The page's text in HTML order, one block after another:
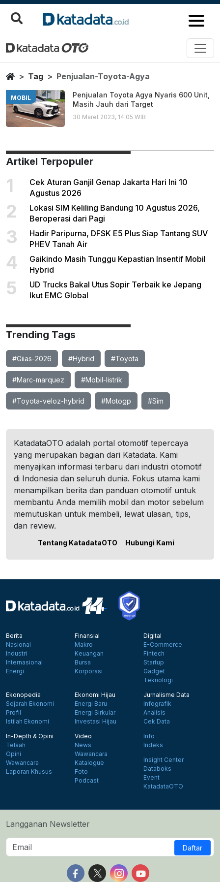
Penjualan Toyota Agya
Berita Terbaru
HomeTag Penjualan-Toyota-Agya
MOBIL
Penjualan Toyota Agya Nyaris 600 Unit,
Masih Jauh dari Target
30 Maret 2023, 14:05 WIB
Artikel Terpopuler
1
Cek Aturan Ganjil Genap Jakarta Hari Ini 10
Agustus 2026
2
Lokasi SIM Keliling Bandung 10 Agustus 2026,
Beroperasi dari Pagi
3
Hadir Paripurna, DFSK E5 Plus Siap Tantang SUV
PHEV Tanah Air
4
Gaikindo Masih Tunggu Kepastian Insentif Mobil
Hybrid
5
UD Trucks Bakal Utus Sopir Terbaik ke Jepang
Ikut EMC Global
Trending Tags
#Giias-2026 #Hybrid #Toyota
#Marc-marquez #Mobil-listrik
#Toyota-veloz-hybrid #Motogp #Sim
KatadataOTO adalah portal otomotif tepercaya
yang merupakan bagian dari Katadata. Kami
menyajikan informasi terbaru dari industri otomotif
di Indonesia dan seluruh dunia. Fokus utama kami
menampilkan berita dan panduan otomotif untuk
membantu Anda memilih mobil dan motor sebelum
memutuskan untuk membeli, lewat ulasan, tips,
dan review.
Tentang KatadataOTO Hubungi Kami
Berita
Nasional
Industri
Internasional
Energi
Finansial
Makro
Keuangan
Bursa
Korporasi
Digital
E-Commerce
Fintech
Startup
Gadget
Teknologi
Ekonopedia
Sejarah Ekonomi
Profil
Istilah Ekonomi
Ekonomi Hijau
Energi Baru
Energi Sirkular
Investasi Hijau
Jurnalisme Data
Infografik
Analisis
Cek Data
In-Depth & Opini
Telaah
Opini
Wawancara
Laporan Khusus
Video
News
Wawancara
Katalogue
Foto
Podcast
Info
Indeks
Insight Center
Databoks
Event
KatadataOTO
Langganan Newsletter
Daftar
Follow us on Facebook
Follow us on X
Follow us on Instagram
Follow us on